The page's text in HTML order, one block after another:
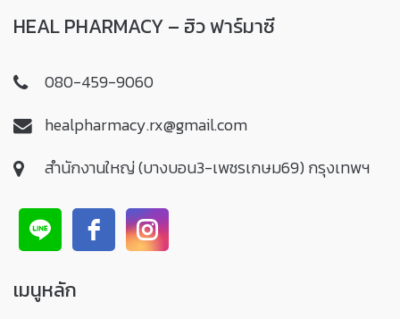
HEAL PHARMACY – ฮิว ฟาร์มาซี
080-459-9060
healpharmacy.rx@gmail.com
สำนักงานใหญ่ (บางบอน3-เพชรเกษม69) กรุงเทพฯ
เมนูหลัก